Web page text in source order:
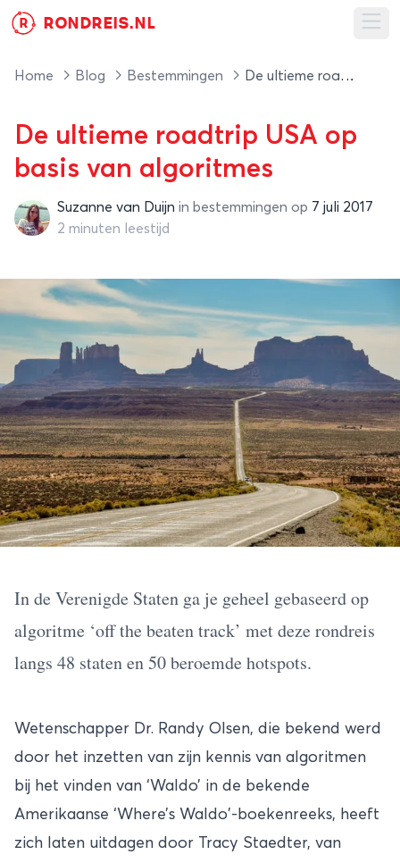
R RONDREIS.NL
Home Blog Bestemmingen De ultieme roadtrip USA op basis van algoritmes
De ultieme roadtrip USA op
basis van algoritmes
Suzanne van Duijn
Suzanne van Duijn in bestemmingen op 7 juli 2017
2 minuten leestijd
In deVerenigde Staten ga je geheel gebaseerd op
algoritme ‘off the beaten track’ met deze rondreis
langs 48 staten en 50 beroemde hotspots.
Wetenschapper Dr. Randy Olsen, die bekend werd
door het inzetten van zijn kennis van algoritmen
bij het vinden van ‘Waldo’ in de bekende
Amerikaanse ‘Where’s Waldo'-boekenreeks, heeft
zich laten uitdagen door Tracy Staedter, van